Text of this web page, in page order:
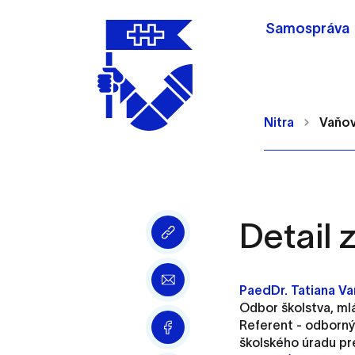
Samospráva
Nitra
Detail
PaedDr. Tatiana
Odbor školstva,
Referent -
školského úradu
Nastavenie cookies
Cookies sú malé
Používajú sa napríklad k
Vaša voľba v tomto okne.